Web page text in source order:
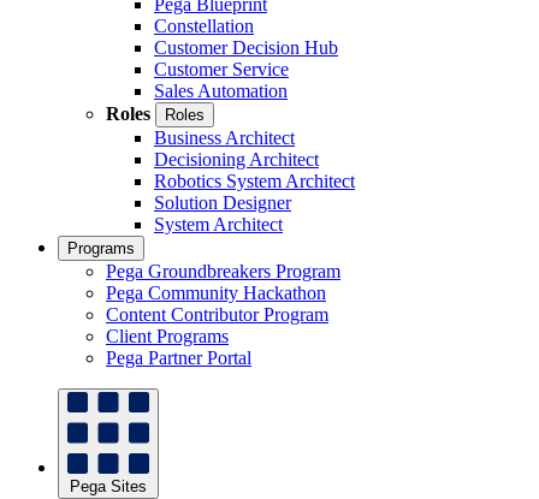
Pega Blueprint
Constellation
Customer Decision Hub
Customer Service
Sales Automation
Roles
Roles
Business Architect
Decisioning Architect
Robotics System Architect
Solution Designer
System Architect
Programs
Pega Groundbreakers Program
Pega Community Hackathon
Content Contributor Program
Client Programs
Pega Partner Portal
Pega Sites